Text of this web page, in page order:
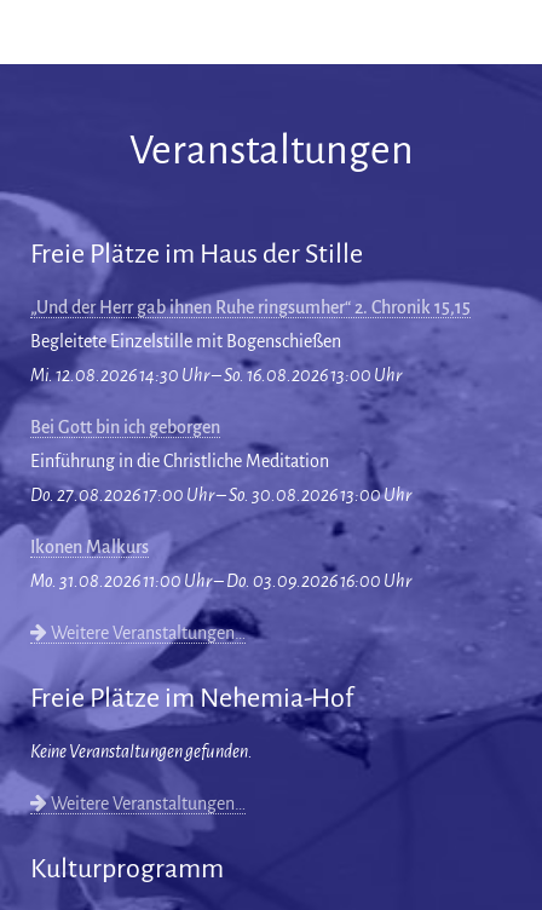
Veranstaltungen
Freie Plätze im Haus der Stille
„Und der Herr gab ihnen Ruhe ringsumher“ 2. Chronik 15,15
Begleitete Einzelstille mit Bogenschießen
Mi. 12.08.2026 14:30 Uhr – So. 16.08.2026 13:00 Uhr
Bei Gott bin ich geborgen
Einführung in die Christliche Meditation
Do. 27.08.2026 17:00 Uhr – So. 30.08.2026 13:00 Uhr
Ikonen Malkurs
Mo. 31.08.2026 11:00 Uhr – Do. 03.09.2026 16:00 Uhr
Weitere Veranstaltungen…
Freie Plätze im Nehemia-Hof
Keine Veranstaltungen gefunden.
Weitere Veranstaltungen…
Kulturprogramm